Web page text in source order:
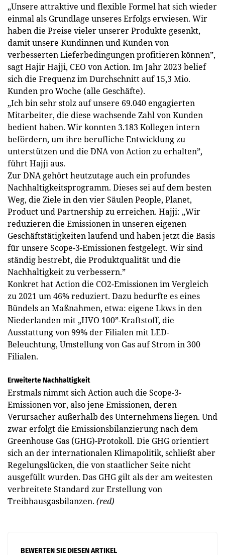
„Unsere attraktive und flexible Formel hat sich wieder
einmal als Grundlage unseres Erfolgs erwiesen. Wir
haben die Preise vieler unserer Produkte gesenkt,
damit unsere Kundinnen und Kunden von
verbesserten Lieferbedingungen profitieren können”,
sagt Hajir Hajji, CEO von Action. Im Jahr 2023 belief
sich die Frequenz im Durchschnitt auf 15,3 Mio.
Kunden pro Woche (alle Geschäfte).
„Ich bin sehr stolz auf unsere 69.040 engagierten
Mitarbeiter, die diese wachsende Zahl von Kunden
bedient haben. Wir konnten 3.183 Kollegen intern
befördern, um ihre berufliche Entwicklung zu
unterstützen und die DNA von Action zu erhalten”,
führt Hajji aus.
Zur DNA gehört heutzutage auch ein profundes
Nachhaltigkeitsprogramm. Dieses sei auf dem besten
Weg, die Ziele in den vier Säulen People, Planet,
Product und Partnership zu erreichen. Hajji: „Wir
reduzieren die Emissionen in unseren eigenen
Geschäftstätigkeiten laufend und haben jetzt die Basis
für unsere Scope-3-Emissionen festgelegt. Wir sind
ständig bestrebt, die Produktqualität und die
Nachhaltigkeit zu verbessern.”
Konkret hat Action die CO2-Emissionen im Vergleich
zu 2021 um 46% reduziert. Dazu bedurfte es eines
Bündels an Maßnahmen, etwa: eigene Lkws in den
Niederlanden mit „HVO 100”-Kraftstoff, die
Ausstattung von 99% der Filialen mit LED-
Beleuchtung, Umstellung von Gas auf Strom in 300
Filialen.
Erweiterte Nachhaltigkeit
Erstmals nimmt sich Action auch die Scope-3-
Emissionen vor, also jene Emissionen, deren
Verursacher außerhalb des Unternehmens liegen. Und
zwar erfolgt die Emissionsbilanzierung nach dem
Greenhouse Gas (GHG)-Protokoll. Die GHG orientiert
sich an der internationalen Klimapolitik, schließt aber
Regelungslücken, die von staatlicher Seite nicht
ausgefüllt wurden. Das GHG gilt als der am weitesten
verbreitete Standard zur Erstellung von
Treibhausgasbilanzen. (red)
BEWERTEN SIE DIESEN ARTIKEL